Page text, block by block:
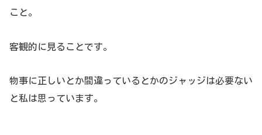
こと。
客観的に見ることです。
物事に正しいとか間違っているとかのジャッジは必要ない
と私は思っています。